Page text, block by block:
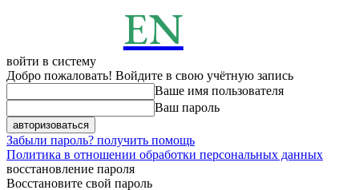
EN
войти в систему
Добро пожаловать! Войдите в свою учётную запись
Ваше имя пользователя
Ваш пароль
Забыли пароль? получить помощь
Политика в отношении обработки персональных данных
восстановление пароля
Восстановите свой пароль